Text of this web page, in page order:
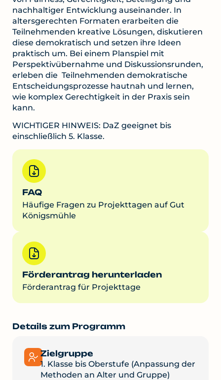
nachhaltiger Entwicklung auseinander. In
altersgerechten Formaten erarbeiten die
Teilnehmenden kreative Lösungen, diskutieren
diese demokratisch und setzen ihre Ideen
praktisch um. Bei einem Planspiel mit
Perspektivübernahme und Diskussionsrunden,
erleben die Teilnehmenden demokratische
Entscheidungsprozesse hautnah und lernen,
wie komplex Gerechtigkeit in der Praxis sein
kann.
WICHTIGER HINWEIS: DaZ geeignet bis
einschließlich 5. Klasse.
FAQ
Häufige Fragen zu Projekttagen auf Gut
Königsmühle
Förderantrag herunterladen
Förderantrag für Projekttage
Details zum Programm
Zielgruppe
1. Klasse bis Oberstufe (Anpassung der
Methoden an Alter und Gruppe)